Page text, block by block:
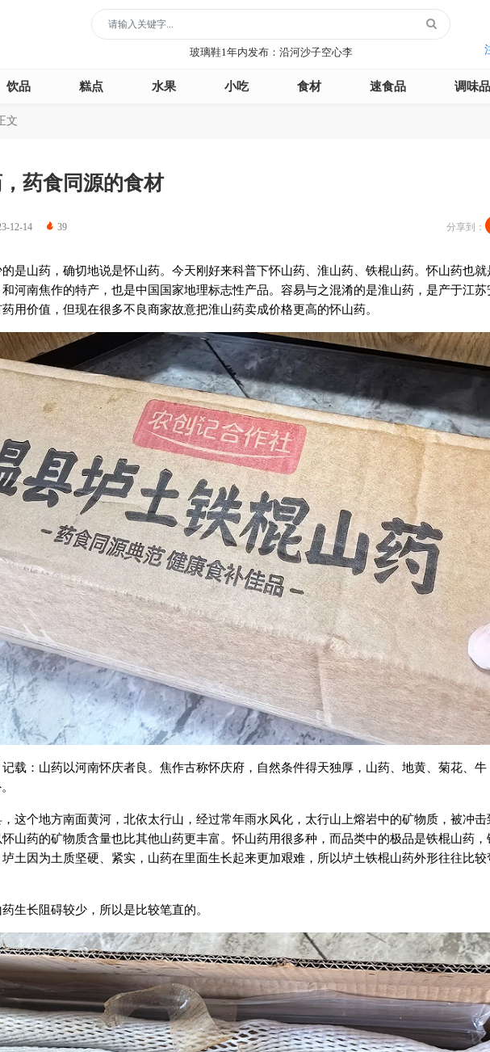
云散说再见1年内发布：红宝石鲜奶小方
月季1年内发布：绿柳居青团
饮品 糕点 水果 小吃 食材 速食品 调味品
文
药食同源的食材
12-14 39 分享到：
是山药，确切地说是怀山药。今天刚好来科普下怀山药、淮山药、铁棍山药。怀山药也就
河南焦作的特产，也是中国国家地理标志性产品。容易与之混淆的是淮山药，是产于江苏
用价值，但现在很多不良商家故意把淮山药卖成价格更高的怀山药。
载：山药以河南怀庆者良。焦作古称怀庆府，自然条件得天独厚，山药、地黄、菊花、牛
这个地方南面黄河，北依太行山，经过常年雨水风化，太行山上熔岩中的矿物质，被冲击
山药的矿物质含量也比其他山药更丰富。怀山药用很多种，而品类中的极品是铁棍山药，
土因为土质坚硬、紧实，山药在里面生长起来更加艰难，所以垆土铁棍山药外形往往比较
生长阻碍较少，所以是比较笔直的。